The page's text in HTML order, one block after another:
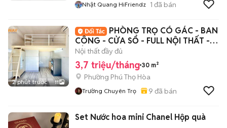
Nhật Quang HiFriendz 1 đã bán
2 phút trước 11
PHÒNG TRỌ CÓ GÁC - BAN
CÔNG - CỬA SỔ - FULL NỘI THẤT -
TÂN HƯƠNG
Nội thất đầy đủ
3,7 triệu/tháng 30 m²
Phường Phú Thọ Hòa
Trường Chuyên Trọ 9 đã bán
Set Nước hoa mini Chanel Hộp quà